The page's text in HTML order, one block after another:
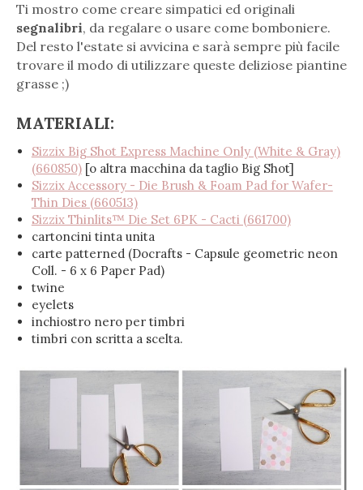
Ti mostro come creare simpatici ed originali
segnalibri, da regalare o usare come bomboniere.
Del resto l'estate si avvicina e sarà sempre più facile
trovare il modo di utilizzare queste deliziose piantine
grasse ;)
MATERIALI:
Sizzix Big Shot Express Machine Only (White & Gray)
(660850)[o altra macchina da taglio Big Shot]
Sizzix Accessory - Die Brush & Foam Pad for Wafer-
Thin Dies (660513)
Sizzix Thinlits™ Die Set 6PK - Cacti (661700)
cartoncini tinta unita
carte patterned (Docrafts - Capsule geometric neon
Coll. - 6 x 6 Paper Pad)
twine
eyelets
inchiostro nero per timbri
timbri con scritta a scelta.